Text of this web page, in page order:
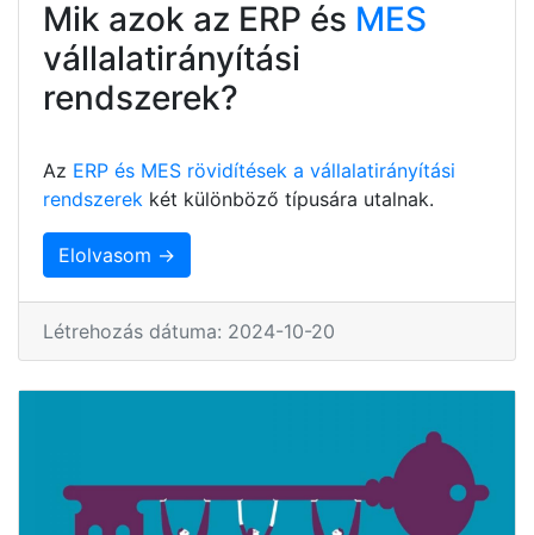
Mik azok az ERP és MES
vállalatirányítási
rendszerek?
Az ERP és MES rövidítések a vállalatirányítási
rendszerek két különböző típusára utalnak.
Elolvasom →
Létrehozás dátuma: 2024-10-20